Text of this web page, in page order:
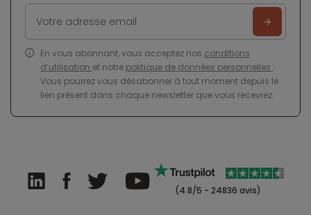
En vous abonnant, vous acceptez nos conditions
d’utilisation et notre politique de données personnelles .
Vous pourrez vous désabonner à tout moment depuis le
lien présent dans chaque newsletter que vous recevrez.
(4.8/5 - 24836 avis)